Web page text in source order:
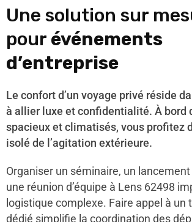
Une solution sur
pour événements
d’entreprise
Le confort d’un voyage privé réside
à allier luxe et confidentialité. À bord
spacieux et climatisés, vous profitez
isolé de l’agitation extérieure.
Organiser un séminaire, un
une réunion d’équipe à Lens 62498
logistique complexe. Faire appel à un
dédié simplifie la coordination des